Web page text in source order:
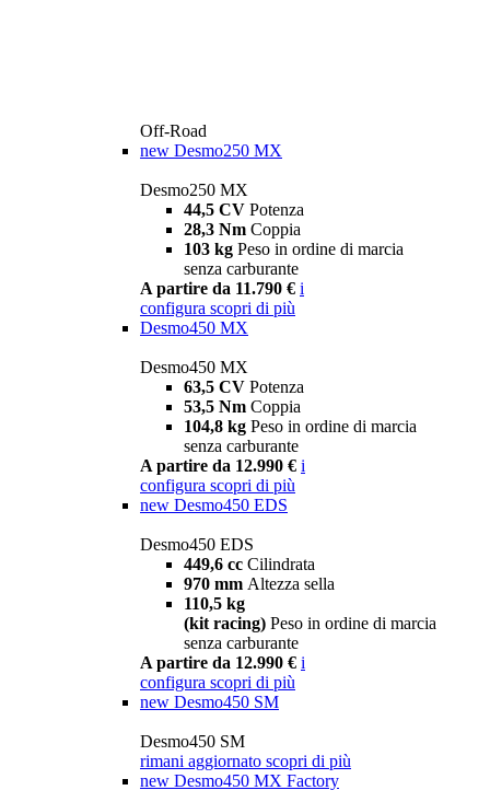
Off-Road
new Desmo250 MX
Desmo250 MX
44,5 CV Potenza
28,3 Nm Coppia
103 kg Peso in ordine di marcia
senza carburante
A partire da 11.790 € i
configura scopri di più
Desmo450 MX
Desmo450 MX
63,5 CV Potenza
53,5 Nm Coppia
104,8 kg Peso in ordine di marcia
senza carburante
A partire da 12.990 € i
configura scopri di più
new Desmo450 EDS
Desmo450 EDS
449,6 cc Cilindrata
970 mm Altezza sella
110,5 kg
(kit racing) Peso in ordine di marcia
senza carburante
A partire da 12.990 € i
configura scopri di più
new Desmo450 SM
Desmo450 SM
rimani aggiornato scopri di più
new Desmo450 MX Factory